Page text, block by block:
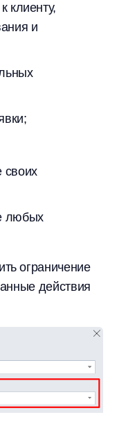
клиенту,
и
своих
любых
ограничение
действия